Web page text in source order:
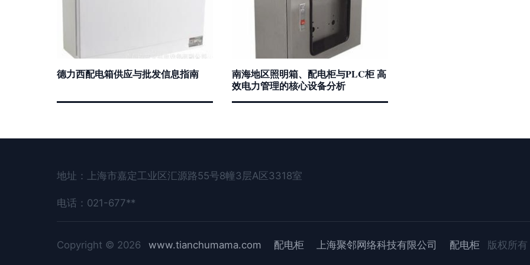
德力西配电箱供应与批发信息指南
南海地区照明箱、配电柜与PLC柜 高
效电力管理的核心设备分析
地址：上海市嘉定工业区汇源路55号8幢3层A区3318室
电话：021-677**
Copyright © 2026 www.tianchumama.com 配电柜 上海聚邻网络科技有限公司 配电柜 版权所有